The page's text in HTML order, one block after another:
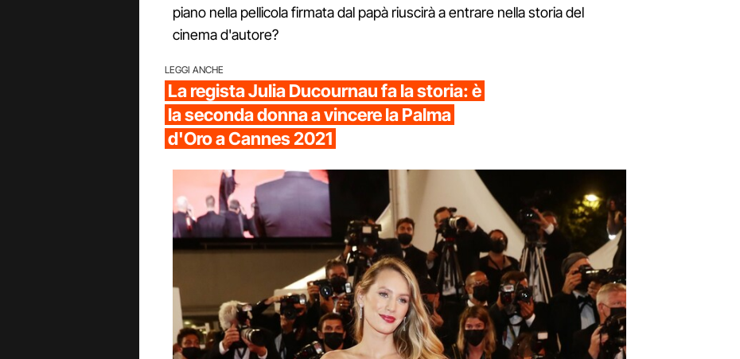
piano nella pellicola firmata dal papà riuscirà a entrare nella storia del
cinema d'autore?
LEGGI ANCHE
La regista Julia Ducournau fa la storia: è
la seconda donna a vincere la Palma
d'Oro a Cannes 2021